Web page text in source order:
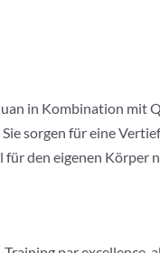
in Kombination mit
sorgen für eine
für den eigenen